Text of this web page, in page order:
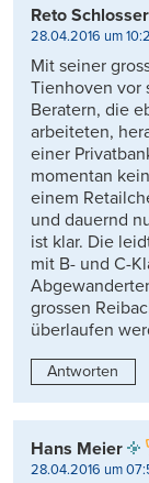
Reto Schlosser
28.04.2016 um
Mit seiner
Tienhoven vor
Beratern, die
arbeiteten,
einer
momentan
einem
und dauernd
ist klar. Die
mit B- und C-
grossen
überlaufen
Antworten
Hans Meier
28.04.2016 um